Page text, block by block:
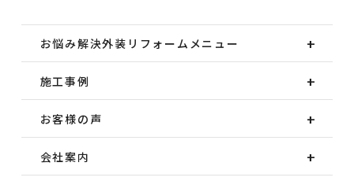
お悩み解決外装 リフォームメニュー
施工事例
お客様の声
会社案内